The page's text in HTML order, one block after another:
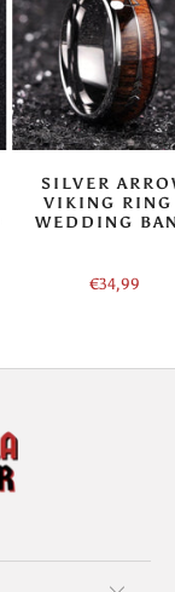
SILVER
VIKING
WEDDING
€34,99